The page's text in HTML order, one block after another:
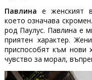
Павлина е женският
което означава
род Паулус. Павлина е
приятен характер.
приспособят към нови
чувство за морал,